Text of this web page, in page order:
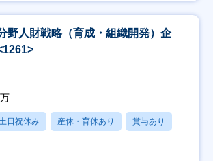
野人財戦略（育成・組織開発）企
日祝休み 産休・育休あり 賞与あり